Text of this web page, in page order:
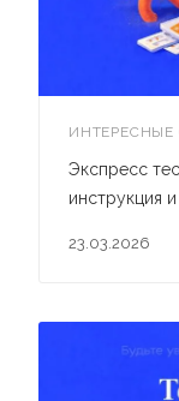
ИНТЕРЕСНЫЕ
23.03.2026
Экспресс
инструкция